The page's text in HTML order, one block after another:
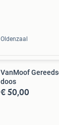
Oldenzaal
VanMoof
doos
€ 50,00